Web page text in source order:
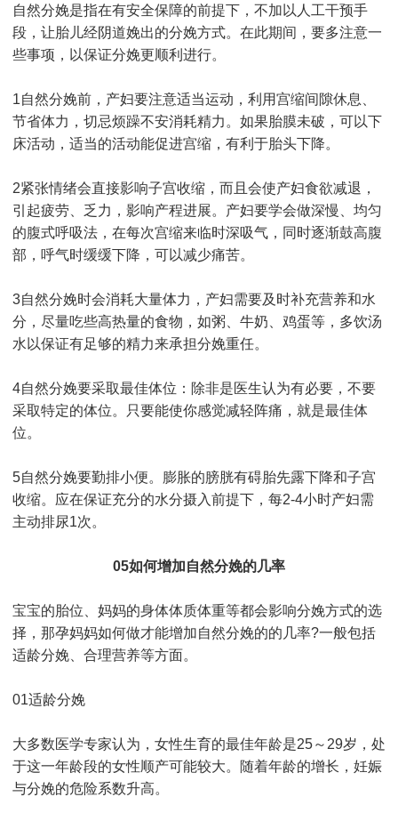
自然分娩是指在有安全保障的前提下，不加以人工干预手
段，让胎儿经阴道娩出的分娩方式。在此期间，要多注意一
些事项，以保证分娩更顺利进行。
1自然分娩前，产妇要注意适当运动，利用宫缩间隙休息、
节省体力，切忌烦躁不安消耗精力。如果胎膜未破，可以下
床活动，适当的活动能促进宫缩，有利于胎头下降。
2紧张情绪会直接影响子宫收缩，而且会使产妇食欲减退，
引起疲劳、乏力，影响产程进展。产妇要学会做深慢、均匀
的腹式呼吸法，在每次宫缩来临时深吸气，同时逐渐鼓高腹
部，呼气时缓缓下降，可以减少痛苦。
3自然分娩时会消耗大量体力，产妇需要及时补充营养和水
分，尽量吃些高热量的食物，如粥、牛奶、鸡蛋等，多饮汤
水以保证有足够的精力来承担分娩重任。
4自然分娩要采取最佳体位：除非是医生认为有必要，不要
采取特定的体位。只要能使你感觉减轻阵痛，就是最佳体
位。
5自然分娩要勤排小便。膨胀的膀胱有碍胎先露下降和子宫
收缩。应在保证充分的水分摄入前提下，每2-4小时产妇需
主动排尿1次。
05如何增加自然分娩的几率
宝宝的胎位、妈妈的身体体质体重等都会影响分娩方式的选
择，那孕妈妈如何做才能增加自然分娩的的几率?一般包括
适龄分娩、合理营养等方面。
01适龄分娩
大多数医学专家认为，女性生育的最佳年龄是25～29岁，处
于这一年龄段的女性顺产可能较大。随着年龄的增长，妊娠
与分娩的危险系数升高。